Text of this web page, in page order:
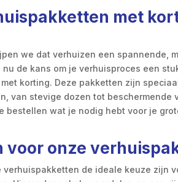
met
we dat verhuizen een spannende,
de kans om je verhuisproces een
korting. Deze pakketten zijn
van stevige dozen tot beschermende
bestellen wat je nodig hebt voor je
voor onze
verhuispakketten de ideale keuze zijn